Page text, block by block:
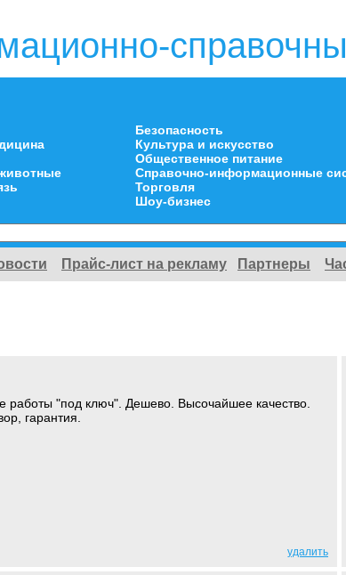
Безопасность
Культура и искусство
Общественное питание
Справочно-информационные
Торговля
Шоу-бизнес
Прайс-лист на рекламу Партнеры
работы "под ключ". Дешево. Высочайшее качество.
гарантия.
удалить